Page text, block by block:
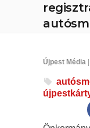
Újpest Média